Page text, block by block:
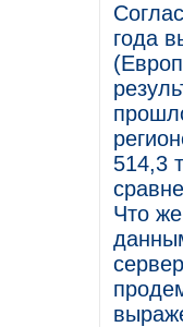
года
514,3
Что